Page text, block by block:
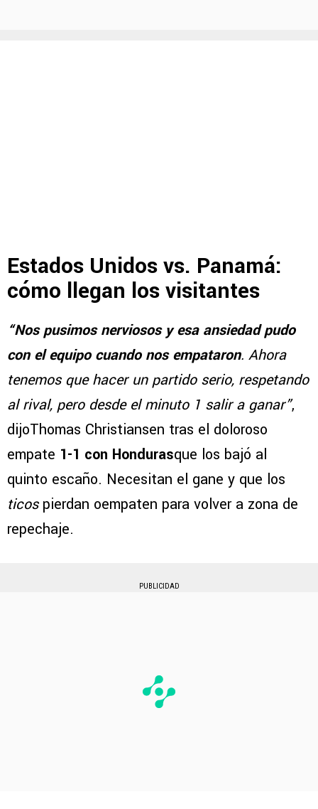
Estados Unidos vs. Panamá:
cómo llegan los visitantes
“Nos pusimos nerviosos y esa ansiedad pudo
con el equipo cuando nos empataron. Ahora
tenemos que hacer un partido serio, respetando
al rival, pero desde el minuto 1 salir a ganar”,
dijoThomas Christiansen tras el doloroso
empate 1-1 con Hondurasque los bajó al
quinto escaño. Necesitan el gane y que los
ticospierdan oempaten para volver a zona de
repechaje.
PUBLICIDAD